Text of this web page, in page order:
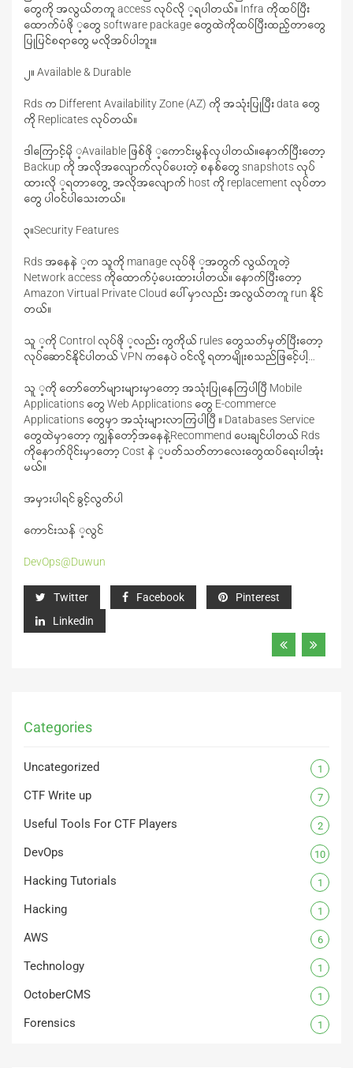
တွေကို အလွယ်တကူ access လုပ်လို ့ရပါတယ်။ Infra ကိုထပ်ပြီး
ထောက်ပံဖို ့တွေ software package တွေထဲကိုထပ်ပြီးထည့်တာတွေ
ပြုပြင်စရာတွေ မလိုအပ်ပါဘူး။
၂။ Available & Durable
Rds က Different Availability Zone (AZ) ကို အသုံးပြုပြီး data တွေ
ကို Replicates လုပ်တယ်။
ဒါကြောင့်မို ့Available ဖြစ်ဖို ့ကောင်းမွန်လှပါတယ်။နောက်ပြီးတော့
Backup ကို အလိုအလျောက်လုပ်ပေးတဲ့ စနစ်တွေ snapshots လုပ်
ထားလို ့ရတာတွေ့ အလိုအလျောက် host ကို replacement လုပ်တာ
တွေ ပါဝင်ပါသေးတယ်။
၃။Security Features
Rds အနေနဲ ့က သူကို manage လုပ်ဖို ့အတွက် လွယ်ကူတဲ့
Network access ကိုထောက်ပံ့ပေးထားပါတယ်။ နောက်ပြီးတော့
Amazon Virtual Private Cloud ပေါ်မှာလည်း အလွယ်တကူ run နိုင်
တယ်။
သူ ့ကို Control လုပ်ဖို ့လည်း ကွကိုယ် rules တွေသတ်မှတ်ပြီးတော့
လုပ်ဆောင်နိုင်ပါတယ် VPN ကနေပဲ ဝင်လို့ ရတာမျိုးစသည်ဖြင်ေ့ပါ့…
သူ ့ကို တော်တော်များများမှာတော့ အသုံးပြုနေကြပါပြီ Mobile
Applications တွေ Web Applications တွေ E-commerce
Applications တွေမှာ အသုံးများလာကြပါပြီ ။ Databases Service
တွေထဲမှာတော့ ကျွန်တော့်အနေနဲ့Recommend ပေးချင်ပါတယ် Rds
ကိုနောက်ပိုင်းမှာတော့ Cost နဲ ့ပတ်သတ်တာလေးတွေထပ်ရေးပါအုံး
မယ်။
အမှားပါရင် ခွင့်လွတ်ပါ
ကောင်းသန် ့လွင်
DevOps@Duwun
Twitter Facebook
Pinterest
Linkedin
Categories
Uncategorized 1
CTF Write up 7
Useful Tools For CTF Players 2
DevOps 10
Hacking Tutorials 1
Hacking 1
AWS 6
Technology 1
OctoberCMS 1
Forensics 1